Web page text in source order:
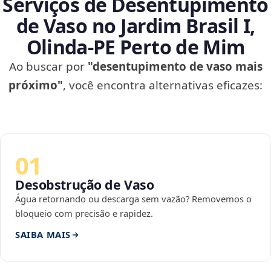
de Vaso no Jardim Brasil I,
Olinda‑PE Perto de Mim
Ao buscar por "desentupimento de vaso mais
próximo", você encontra alternativas eficazes:
01
Desobstrução de Vaso
Água retornando ou descarga sem vazão? Removemos o
bloqueio com precisão e rapidez.
SAIBA MAIS